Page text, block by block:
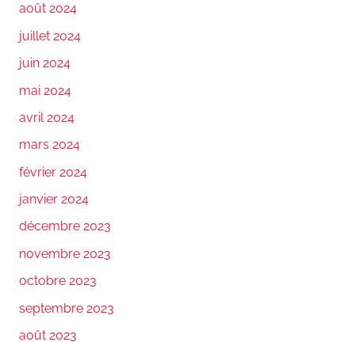
août 2024
juillet 2024
juin 2024
mai 2024
avril 2024
mars 2024
février 2024
janvier 2024
décembre 2023
novembre 2023
octobre 2023
septembre 2023
août 2023